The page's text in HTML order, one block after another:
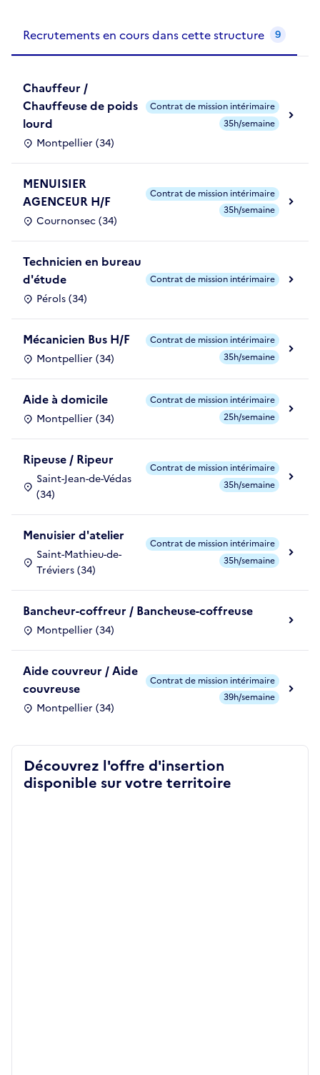
Recrutements en cours dans cette structure 9
Chauffeur /
Chauffeuse de poids
lourd
Montpellier (34)
Contrat de mission intérimaire
35h/semaine
MENUISIER
AGENCEUR H/F
Cournonsec (34)
Contrat de mission intérimaire
35h/semaine
Technicien en bureau
d'étude
Pérols (34)
Contrat de mission intérimaire
Mécanicien Bus H/F
Montpellier (34)
Contrat de mission intérimaire
35h/semaine
Aide à domicile
Montpellier (34)
Contrat de mission intérimaire
25h/semaine
Ripeuse / Ripeur
Saint-Jean-de-Védas
(34)
Contrat de mission intérimaire
35h/semaine
Menuisier d'atelier
Saint-Mathieu-de-
Tréviers (34)
Contrat de mission intérimaire
35h/semaine
Bancheur-coffreur / Bancheuse-coffreuse
Montpellier (34)
Aide couvreur / Aide
couvreuse
Montpellier (34)
Contrat de mission intérimaire
39h/semaine
Découvrez l'offre d'insertion
disponible sur votre territoire